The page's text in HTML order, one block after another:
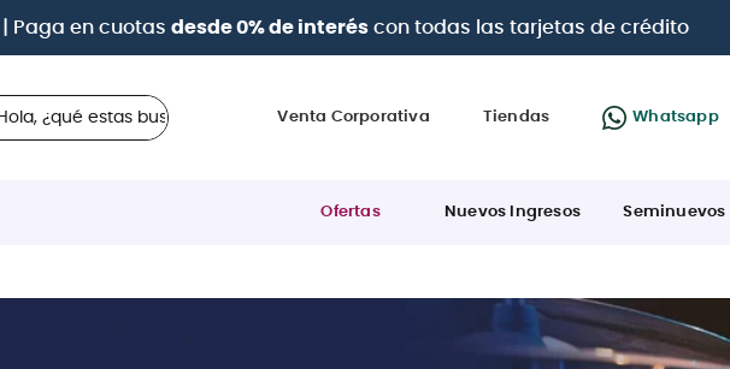
12 cuotas sin interesescon tarjetasBCP Visa, Diners, BBVA e Interbank
estas buscando?
Venta Corporativa Tiendas Whatsapp
Ofertas Nuevos Ingresos Seminuevos